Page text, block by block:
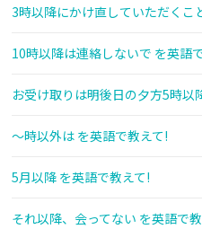
3時以降にかけ直していただくこ
10時以降は連絡しないで を英語
お受け取りは明後日の夕方5時以
～時以外は を英語で教えて!
5月以降 を英語で教えて!
それ以降、会ってない を英語で